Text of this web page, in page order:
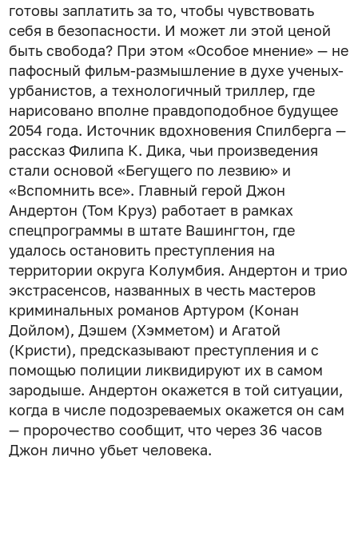
готовы заплатить за то, чтобы чувствовать
себя в безопасности. И может ли этой ценой
быть свобода? При этом «Особое мнение» — не
пафосный фильм-размышление в духе ученых-
урбанистов, а технологичный триллер, где
нарисовано вполне правдоподобное будущее
2054 года. Источник вдохновения Спилберга —
рассказ Филипа К. Дика, чьи произведения
стали основой «Бегущего по лезвию» и
«Вспомнить все». Главный герой Джон
Андертон (Том Круз) работает в рамках
спецпрограммы в штате Вашингтон, где
удалось остановить преступления на
территории округа Колумбия. Андертон и трио
экстрасенсов, названных в честь мастеров
криминальных романов Артуром (Конан
Дойлом), Дэшем (Хэмметом) и Агатой
(Кристи), предсказывают преступления и с
помощью полиции ликвидируют их в самом
зародыше. Андертон окажется в той ситуации,
когда в числе подозреваемых окажется он сам
— пророчество сообщит, что через 36 часов
Джон лично убьет человека.